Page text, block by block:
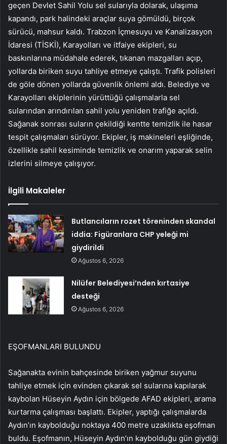
geçen Devlet Sahil Yolu sel sularıyla dolarak, ulaşıma
kapandı, park halindeki araçlar suya gömüldü, birçok
sürücü, mahsur kaldı. Trabzon İçmesuyu ve Kanalizasyon
İdaresi (TİSKİ), Karayolları ve itfaiye ekipleri, su
baskınlarına müdahale ederek, tıkanan mazgalları açıp,
yollarda biriken suyu tahliye etmeye çalıştı. Trafik polisleri
de göle dönen yollarda güvenlik önlemi aldı. Belediye ve
Karayolları ekiplerinin yürüttüğü çalışmalarla sel
sularından arındırılan sahil yolu yeniden trafiğe açıldı.
Sağanak sonrası suların çekildiği kentte temizlik ile hasar
tespit çalışmaları sürüyor. Ekipler, iş makineleri eşliğinde,
özellikle sahil kesiminde temizlik ve onarım yaparak selin
izlerini silmeye çalışıyor.
İlgili Makaleler
Butlancıların rozet töreninden skandal
iddia: Figüranlara CHP yeleği mi
giydirildi
Ağustos 6, 2026
Nilüfer Belediyesi’nden kırtasiye
desteği
Ağustos 6, 2026
EŞOFMANLARI BULUNDU
Sağanakta evinin bahçesinde biriken yağmur suyunu
tahliye etmek için evinden çıkarak sel sularına kapılarak
kaybolan Hüseyin Aydın için bölgede AFAD ekipleri, arama
kurtarma çalışması başlattı. Ekipler, yaptığı çalışmalarda
Aydın’ın kaybolduğu noktaya 400 metre uzaklıkta eşofman
buldu. Eşofmanın, Hüseyin Aydın’ın kaybolduğu gün giydiği